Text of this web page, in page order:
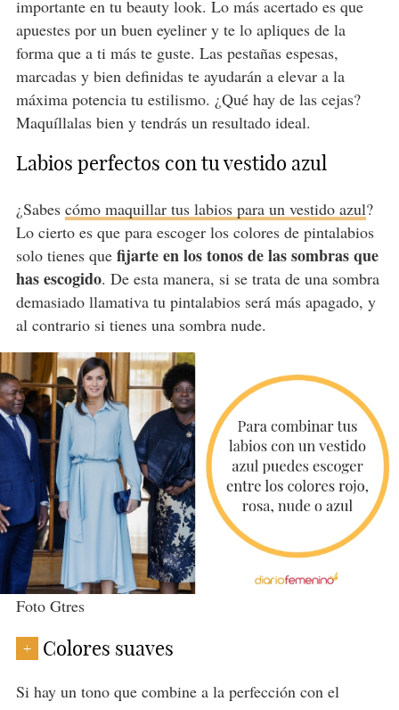
importante en tu beauty look. Lo más acertado es que
apuestes por un buen eyeliner y te lo apliques de la
forma que a ti más te guste. Las pestañas espesas,
marcadas y bien definidas te ayudarán a elevar a la
máxima potencia tu estilismo. ¿Qué hay de las cejas?
Maquíllalas bien y tendrás un resultado ideal.
Labios perfectos con tu vestido azul
¿Sabes cómo maquillar tus labios para un vestido azul?
Lo cierto es que para escoger los colores de pintalabios
solo tienes que fijarte en los tonos de las sombras que
has escogido. De esta manera, si se trata de una sombra
demasiado llamativa tu pintalabios será más apagado, y
al contrario si tienes una sombra nude.
Foto Gtres
+ Colores suaves
Si hay un tono que combine a la perfección con el